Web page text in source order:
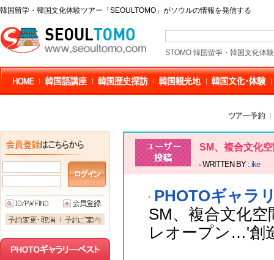
韓国留学・韓国文化体験ツアー「SEOULTOMO」がソウルの情報を発信する
STOMO 韓国留学・韓国文化体
SM、複合文化
WRITTEN BY : ike
PHOTOギャラ
SM、複合文化
レオープン…'創